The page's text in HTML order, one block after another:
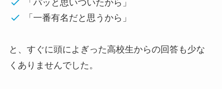
「パッと思いついたから」
「一番有名だと思うから」
と、すぐに頭によぎった高校生からの回答も少な
くありませんでした。